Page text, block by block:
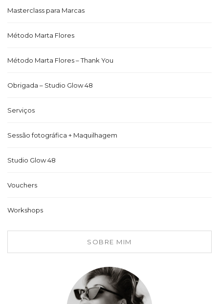
Masterclass para Marcas
Método Marta Flores
Método Marta Flores – Thank You
Obrigada – Studio Glow 48
Serviços
Sessão fotográfica + Maquilhagem
Studio Glow 48
Vouchers
Workshops
SOBRE MIM